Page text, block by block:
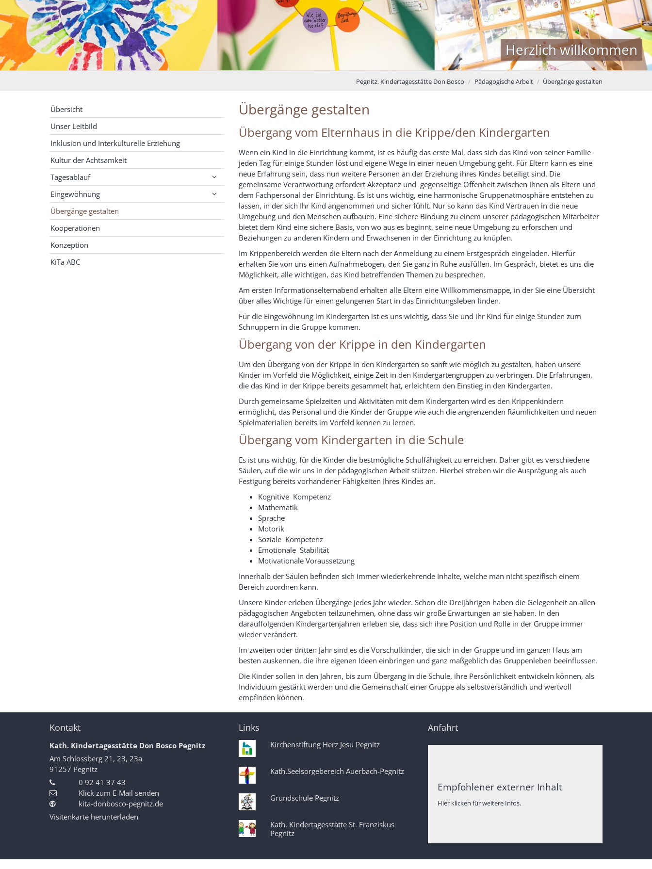
Herzlich willkommen
Pegnitz, Kindertagesstätte Don Bosco Pädagogische Arbeit Übergänge gestalten
Übergänge gestalten
Übergang vom Elternhaus in die Krippe/den Kindergarten
Wenn ein Kind in die Einrichtung kommt, ist es häufig das erste Mal, dass sich das Kind von seiner Familie
jeden Tag für einige Stunden löst und eigene Wege in einer neuen Umgebung geht. Für Eltern kann es eine
neue Erfahrung sein, dass nun weitere Personen an der Erziehung ihres Kindes beteiligt sind. Die
gemeinsame Verantwortung erfordert Akzeptanz und gegenseitige Offenheit zwischen Ihnen als Eltern und
dem Fachpersonal der Einrichtung. Es ist uns wichtig, eine harmonische Gruppenatmosphäre entstehen zu
lassen, in der sich Ihr Kind angenommen und sicher fühlt. Nur so kann das Kind Vertrauen in die neue
Umgebung und den Menschen aufbauen. Eine sichere Bindung zu einem unserer pädagogischen Mitarbeiter
bietet dem Kind eine sichere Basis, von wo aus es beginnt, seine neue Umgebung zu erforschen und
Beziehungen zu anderen Kindern und Erwachsenen in der Einrichtung zu knüpfen.
Im Krippenbereich werden die Eltern nach der Anmeldung zu einem Erstgespräch eingeladen. Hierfür
erhalten Sie von uns einen Aufnahmebogen, den Sie ganz in Ruhe ausfüllen. Im Gespräch, bietet es uns die
Möglichkeit, alle wichtigen, das Kind betreffenden Themen zu besprechen.
Am ersten Informationselternabend erhalten alle Eltern eine Willkommensmappe, in der Sie eine Übersicht
über alles Wichtige für einen gelungenen Start in das Einrichtungsleben finden.
Für die Eingewöhnung im Kindergarten ist es uns wichtig, dass Sie und ihr Kind für einige Stunden zum
Schnuppern in die Gruppe kommen.
Übergang von der Krippe in den Kindergarten
Um den Übergang von der Krippe in den Kindergarten so sanft wie möglich zu gestalten, haben unsere
Kinder im Vorfeld die Möglichkeit, einige Zeit in den Kindergartengruppen zu verbringen. Die Erfahrungen,
die das Kind in der Krippe bereits gesammelt hat, erleichtern den Einstieg in den Kindergarten.
Durch gemeinsame Spielzeiten und Aktivitäten mit dem Kindergarten wird es den Krippenkindern
ermöglicht, das Personal und die Kinder der Gruppe wie auch die angrenzenden Räumlichkeiten und neuen
Spielmaterialien bereits im Vorfeld kennen zu lernen.
Übergang vom Kindergarten in die Schule
Es ist uns wichtig, für die Kinder die bestmögliche Schulfähigkeit zu erreichen. Daher gibt es verschiedene
Säulen, auf die wir uns in der pädagogischen Arbeit stützen. Hierbei streben wir die Ausprägung als auch
Festigung bereits vorhandener Fähigkeiten Ihres Kindes an.
Kognitive Kompetenz
Mathematik
Sprache
Motorik
Soziale Kompetenz
Emotionale Stabilität
Motivationale Voraussetzung
Innerhalb der Säulen befinden sich immer wiederkehrende Inhalte, welche man nicht spezifisch einem
Bereich zuordnen kann.
Unsere Kinder erleben Übergänge jedes Jahr wieder. Schon die Dreijährigen haben die Gelegenheit an allen
pädagogischen Angeboten teilzunehmen, ohne dass wir große Erwartungen an sie haben. In den
darauffolgenden Kindergartenjahren erleben sie, dass sich ihre Position und Rolle in der Gruppe immer
wieder verändert.
Im zweiten oder dritten Jahr sind es die Vorschulkinder, die sich in der Gruppe und im ganzen Haus am
besten auskennen, die ihre eigenen Ideen einbringen und ganz maßgeblich das Gruppenleben beeinflussen.
Die Kinder sollen in den Jahren, bis zum Übergang in die Schule, ihre Persönlichkeit entwickeln können, als
Individuum gestärkt werden und die Gemeinschaft einer Gruppe als selbstverständlich und wertvoll
empfinden können.
Übersicht
Unser Leitbild
Inklusion und Interkulturelle Erziehung
Kultur der Achtsamkeit
Tagesablauf
Eingewöhnung
Übergänge gestalten
Kooperationen
Konzeption
KiTa ABC
Kontakt
Kath. Kindertagesstätte Don Bosco Pegnitz
Am Schlossberg 21, 23, 23a
91257 Pegnitz
0 92 41 37 43
Klick zum E-Mail senden
kita-donbosco-pegnitz.de
Visitenkarte herunterladen
Links
Kirchenstiftung Herz Jesu Pegnitz
Kath.Seelsorgebereich Auerbach-Pegnitz
Grundschule Pegnitz
Kath. Kindertagesstätte St. Franziskus
Pegnitz
Anfahrt
Empfohlener externer Inhalt
Hier klicken für weitere Infos.